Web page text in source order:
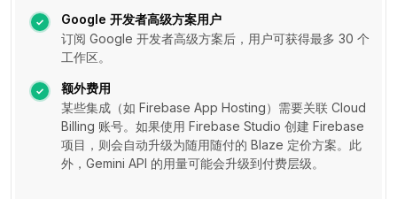
Google 开发者高级方案用户
订阅 Google 开发者高级方案后，用户可获得最多 30 个
工作区。
额外费用
某些集成（如 Firebase App Hosting）需要关联 Cloud
Billing 账号。如果使用 Firebase Studio 创建 Firebase
项目，则会自动升级为随用随付的 Blaze 定价方案。此
外，Gemini API 的用量可能会升级到付费层级。